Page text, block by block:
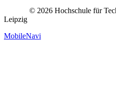
© 2026 Hochschule für
Leipzig
MobileNavi